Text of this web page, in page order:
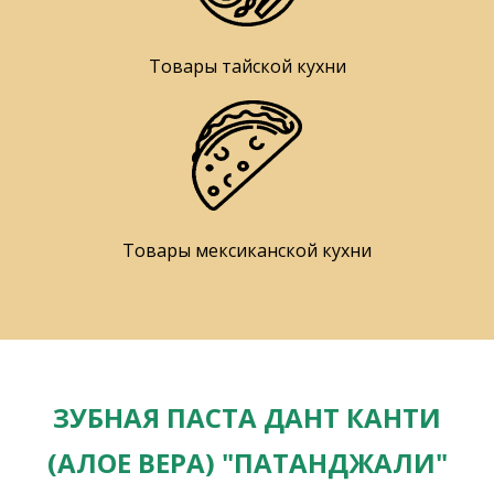
Товары тайской кухни
Товары мексиканской кухни
ЗУБНАЯ ПАСТА ДАНТ КАНТИ
(АЛОЕ ВЕРА) "ПАТАНДЖАЛИ"